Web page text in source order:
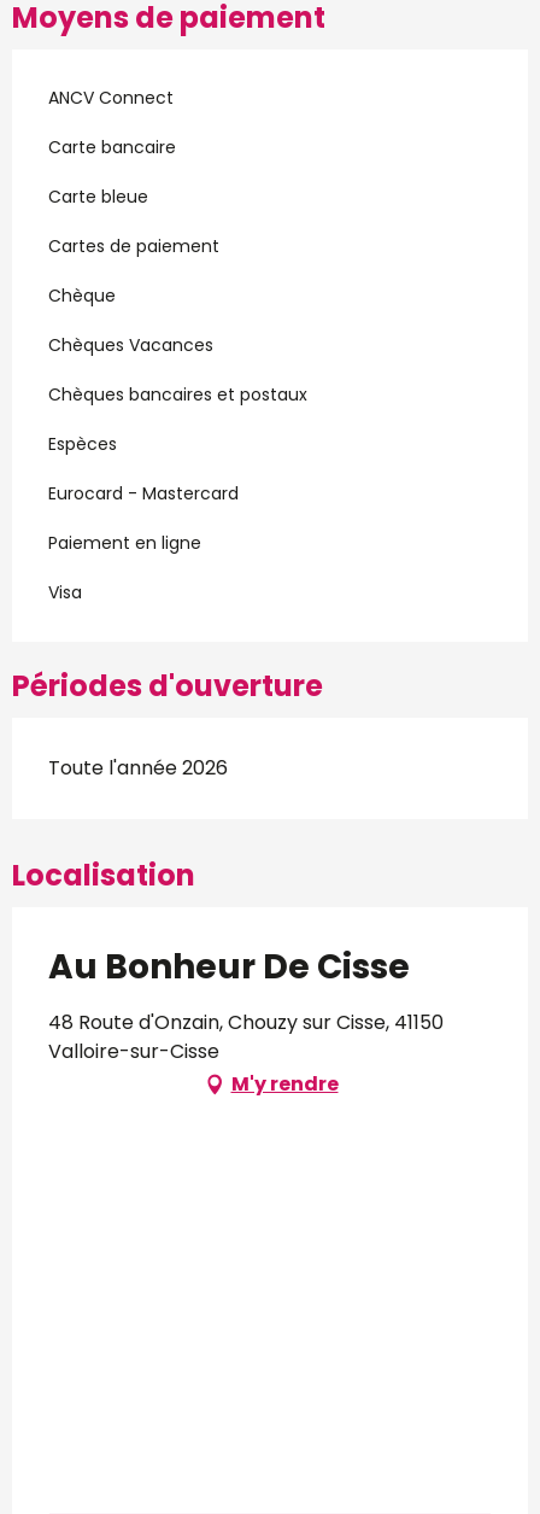
Moyens de paiement
ANCV Connect
Carte bancaire
Carte bleue
Cartes de paiement
Chèque
Chèques Vacances
Chèques bancaires et postaux
Espèces
Eurocard - Mastercard
Paiement en ligne
Visa
Périodes d'ouverture
Toute l'année 2026
Localisation
Au Bonheur De Cisse
48 Route d'Onzain, Chouzy sur Cisse, 41150
Valloire-sur-Cisse
M'y rendre